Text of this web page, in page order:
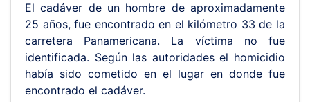
El cadáver de un hombre de aproximadamente
25 años, fue encontrado en el kilómetro 33 de la
carretera Panamericana. La víctima no fue
identificada. Según las autoridades el homicidio
había sido cometido en el lugar en donde fue
encontrado el cadáver.